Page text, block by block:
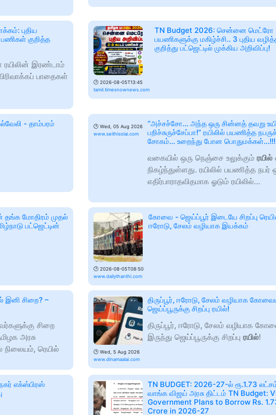
புதிய
குறித்த
இரண்டாம்
பாதைகள்
🕑 2026-08-05T13:45
tamil.timesnownews.com
TN Budget 2026: சென்னை மெட்ரோ
பயணிகளுக்கு மகிழ்ச்சி.. 3 புதிய
குறித்து பட்ஜெட்டில் முக்கிய அறிவிப்பு!
- தாம்பரம்
🕑 Wed, 05 Aug 2026
www.seithisolai.com
“அச்சச்சோ… அந்த ஒரு சின்னத் தவறு
பறிச்சுருச்சேப்பா!” ரயிலில் பயணித்த
சோகம்… உறைந்து போன பொதுமக்கள்…!!!
வகையில் ஒரு நெஞ்சை உலுக்கும் ரயில்
நிகழ்ந்துள்ளது. ரயிலில் பயணித்த நபர்
எதிர்பாராதவிதமாக ஓடும் ரயிலில்…
தங்க மோதிரம் முதல்
பட்ஜெட்டின்
🕑 2026-08-05T08:50
www.dailythanthi.com
கோவை - ஜெய்ப்பூர் இடையே சிறப்பு ரெயில்:
ஈரோடு, சேலம் வழியாக இயக்கம்
இனி சிறை? –
சிறை
அரசு
நிலையம், ரெயில்
🕑 Wed, 5 Aug 2026
www.dinamaalai.com
திருப்பூர், ஈரோடு, சேலம் வழியாக
ஜெய்ப்பூருக்கு சிறப்பு ரயில்!
திருப்பூர், ஈரோடு, சேலம் வழியாக
இருந்து ஜெய்ப்பூருக்கு சிறப்பு ரயில்!
எக்ஸ்பிரஸ்
TN BUDGET: 2026-27-ல் ரூ.1.73
வாங்க விஜய் அரசு திட்டம் TN Budget:
Government Plans to Borrow Rs.
Crore in 2026-27